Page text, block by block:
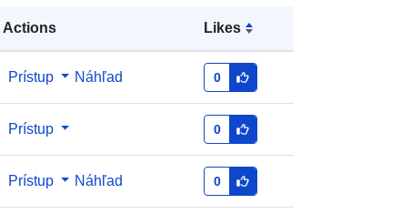
Actions Likes
Prístup Náhľad 0
Prístup 0
Prístup Náhľad 0